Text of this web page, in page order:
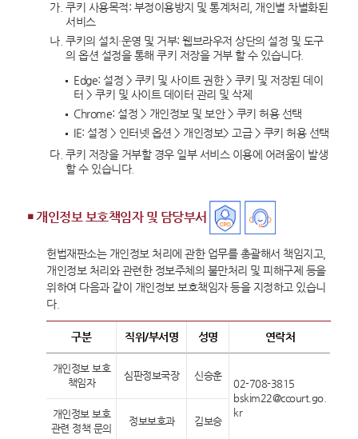
가. 쿠키 사용목적: 부정이용방지 및 통계처리, 개인별 차별화된
서비스
나. 쿠키의 설치・운영 및 거부: 웹브라우저 상단의 설정 및 도구
의 옵션 설정을 통해 쿠키 저장을 거부 할 수 있습니다.
Edge: 설정 > 쿠키 및 사이트 권한 > 쿠키 및 저장된 데이
터 > 쿠키 및 사이트 데이터 관리 및 삭제
Chrome: 설정 > 개인정보 및 보안 > 쿠키 허용 선택
IE: 설정 > 인터넷 옵션 > 개인정보> 고급 > 쿠키 허용 선택
다. 쿠키 저장을 거부할 경우 일부 서비스 이용에 어려움이 발생
할 수 있습니다.
￭ 개인정보 보호책임자 및 담당부서
헌법재판소는 개인정보 처리에 관한 업무를 총괄해서 책임지고,
개인정보 처리와 관련한 정보주체의 불만처리 및 피해구제 등을
위하여 다음과 같이 개인정보 보호책임자 등을 지정하고 있습니
다.
구분 직위/부서명 성명 연락처
개인정보 보호
책임자
심판정보국장 신승훈
02-708-3815
bskim22@ccourt.go.
kr
개인정보 보호
관련 정책 문의
정보보호과 김보승